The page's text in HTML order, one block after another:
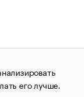
прав
Сообщения
в сфере
его лучше.